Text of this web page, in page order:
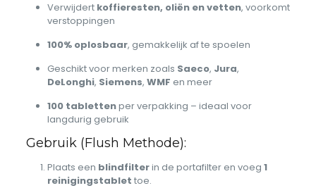
Verwijdert koffieresten, oliën en vetten, voorkomt
verstoppingen
100% oplosbaar, gemakkelijk af te spoelen
Geschikt voor merken zoals Saeco, Jura,
DeLonghi, Siemens, WMF en meer
100 tablettenper verpakking – ideaal voor
langdurig gebruik
Gebruik (Flush Methode):
Plaats een blindfilterin de portafilter en voeg 1
reinigingstablet toe.